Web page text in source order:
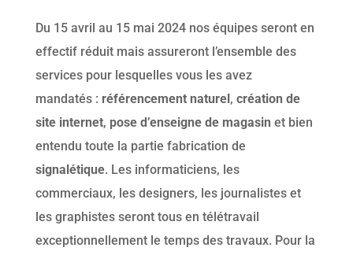
Du 15 avril au 15 mai 2024 nos équipes seront en
effectif réduit mais assureront l’ensemble des
services pour lesquelles vous les avez
mandatés : référencement naturel, création de
site internet, pose d’enseigne de magasin et bien
entendu toute la partie fabrication de
signalétique. Les informaticiens, les
commerciaux, les designers, les journalistes et
les graphistes seront tous en télétravail
exceptionnellement le temps des travaux. Pour la